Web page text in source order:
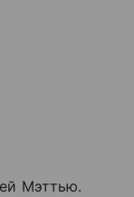
Мэттью.